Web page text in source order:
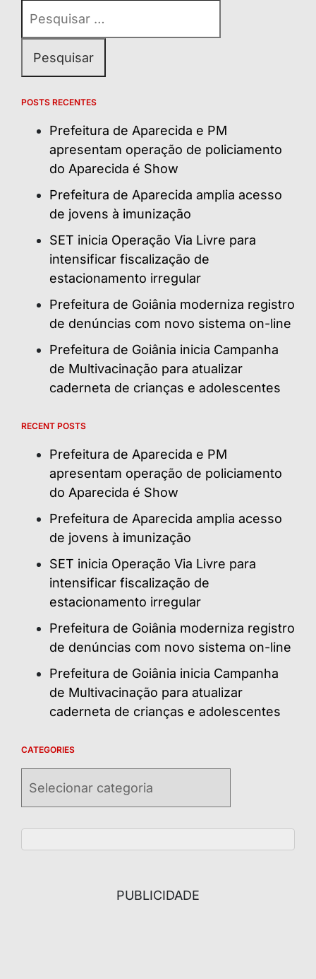
por:
POSTS RECENTES
Prefeitura de Aparecida e PM
apresentam operação de policiamento
do Aparecida é Show
Prefeitura de Aparecida amplia acesso
de jovens à imunização
SET inicia Operação Via Livre para
intensificar fiscalização de
estacionamento irregular
Prefeitura de Goiânia moderniza registro
de denúncias com novo sistema on-line
Prefeitura de Goiânia inicia Campanha
de Multivacinação para atualizar
caderneta de crianças e adolescentes
RECENT POSTS
Prefeitura de Aparecida e PM
apresentam operação de policiamento
do Aparecida é Show
Prefeitura de Aparecida amplia acesso
de jovens à imunização
SET inicia Operação Via Livre para
intensificar fiscalização de
estacionamento irregular
Prefeitura de Goiânia moderniza registro
de denúncias com novo sistema on-line
Prefeitura de Goiânia inicia Campanha
de Multivacinação para atualizar
caderneta de crianças e adolescentes
CATEGORIES
PUBLICIDADE